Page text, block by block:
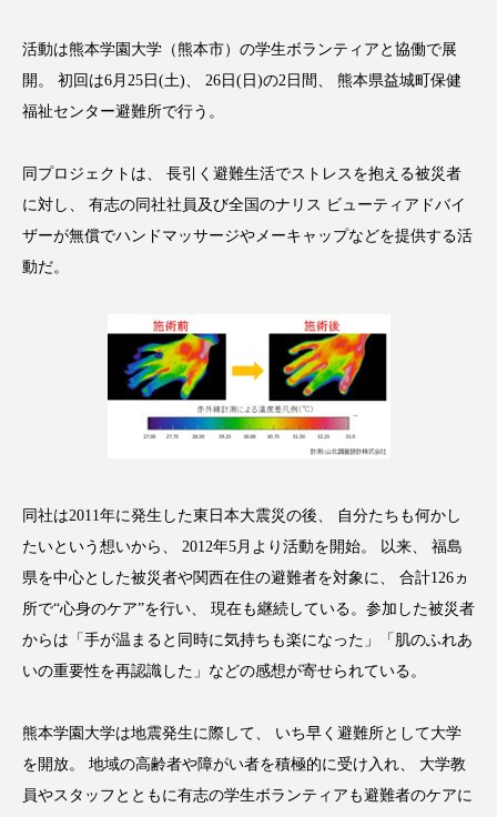
エクソソーム オーガニック オゾン
クルエルティフリー クレンジング
コグニティブヘルス コスト削減
コネクテッド・ビューティ コミュニケーション
サステナビリティ
サステナブル美容 サプライチェーン
サロン経営 サロン連略 シャネル
スカルプ クレンジング 頻度 スカルプケア
スキンケア スキンケア 習慣
活動は熊本学園大学（熊本市）の学生ボランティアと協働で展
開。 初回は6月25日(土)、 26日(日)の2日間、 熊本県益城町保健
福祉センター避難所で行う。
同プロジェクトは、 長引く避難生活でストレスを抱える被災者
に対し、 有志の同社社員及び全国のナリス ビューティアドバイ
ザーが無償でハンドマッサージやメーキャップなどを提供する活
動だ。
同社は2011年に発生した東日本大震災の後、 自分たちも何かし
たいという想いから、 2012年5月より活動を開始。 以来、 福島
県を中心とした被災者や関西在住の避難者を対象に、 合計126ヵ
所で“心身のケア”を行い、 現在も継続している。参加した被災者
からは「手が温まると同時に気持ちも楽になった」「肌のふれあ
いの重要性を再認識した」などの感想が寄せられている。
熊本学園大学は地震発生に際して、 いち早く避難所として大学
を開放。 地域の高齢者や障がい者を積極的に受け入れ、 大学教
員やスタッフとともに有志の学生ボランティアも避難者のケアに